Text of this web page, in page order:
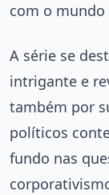
com o mundo
A série se
intrigante e
também por
políticos
fundo nas